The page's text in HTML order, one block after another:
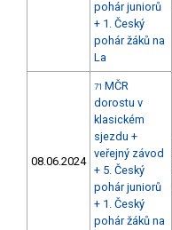
pohár juniorů
+ 1. Český
pohár žáků na
La
08.06.2024
71 MČR
dorostu v
klasickém
sjezdu +
veřejný závod
+ 5. Český
pohár juniorů
+ 1. Český
pohár žáků na